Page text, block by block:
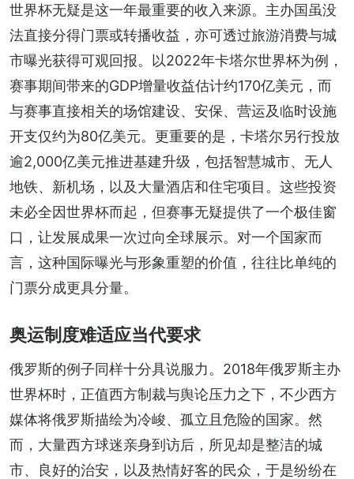
世界杯无疑是这一年最重要的收入来源。主办国虽没
法直接分得门票或转播收益，亦可透过旅游消费与城
市曝光获得可观回报。以2022年卡塔尔世界杯为例，
赛事期间带来的GDP增量收益估计约170亿美元，而
与赛事直接相关的场馆建设、安保、营运及临时设施
开支仅约为80亿美元。更重要的是，卡塔尔另行投放
逾2,000亿美元推进基建升级，包括智慧城市、无人
地铁、新机场，以及大量酒店和住宅项目。这些投资
未必全因世界杯而起，但赛事无疑提供了一个极佳窗
口，让发展成果一次过向全球展示。对一个国家而
言，这种国际曝光与形象重塑的价值，往往比单纯的
门票分成更具分量。
奥运制度难适应当代要求
俄罗斯的例子同样十分具说服力。2018年俄罗斯主办
世界杯时，正值西方制裁与舆论压力之下，不少西方
媒体将俄罗斯描绘为冷峻、孤立且危险的国家。然
而，大量西方球迷亲身到访后，所见却是整洁的城
市、良好的治安，以及热情好客的民众，于是纷纷在